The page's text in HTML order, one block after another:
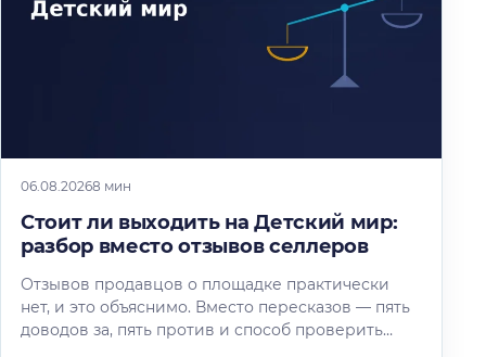
06.08.20268 мин
Стоит ли выходить на Детский мир:
разбор вместо отзывов селлеров
Отзывов продавцов о площадке практически
нет, и это объяснимо. Вместо пересказов — пять
доводов за, пять против и способ проверить